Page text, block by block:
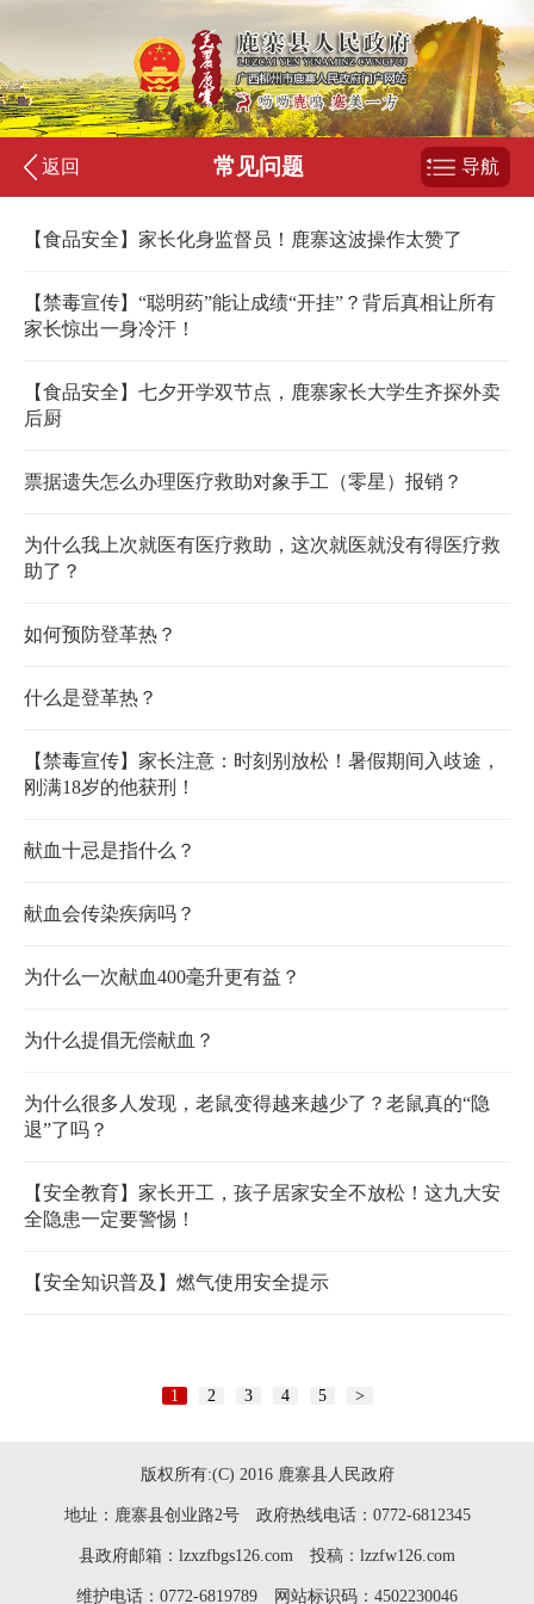
返回 常见问题 导航
【食品安全】家长化身监督员！鹿寨这波操作太赞了
【禁毒宣传】“聪明药”能让成绩“开挂”？背后真相让所有
家长惊出一身冷汗！
【食品安全】七夕开学双节点，鹿寨家长大学生齐探外卖
后厨
票据遗失怎么办理医疗救助对象手工（零星）报销？
为什么我上次就医有医疗救助，这次就医就没有得医疗救
助了？
如何预防登革热？
什么是登革热？
【禁毒宣传】家长注意：时刻别放松！暑假期间入歧途，
刚满18岁的他获刑！
献血十忌是指什么？
献血会传染疾病吗？
为什么一次献血400毫升更有益？
为什么提倡无偿献血？
为什么很多人发现，老鼠变得越来越少了？老鼠真的“隐
退”了吗？
【安全教育】家长开工，孩子居家安全不放松！这九大安
全隐患一定要警惕！
【安全知识普及】燃气使用安全提示
1 2 3 4 5 >
版权所有:(C) 2016 鹿寨县人民政府
地址：鹿寨县创业路2号 政府热线电话：0772-6812345
县政府邮箱：lzxzfbgs126.com 投稿：lzzfw126.com
维护电话：0772-6819789 网站标识码：4502230046